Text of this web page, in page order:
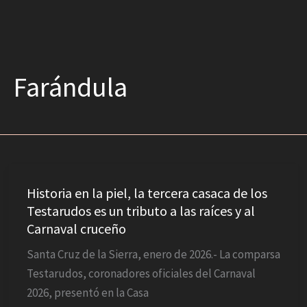
Farándula
Historia en la piel, la tercera casaca de los
Testarudos es un tributo a las raíces y al
Carnaval cruceño
Santa Cruz de la Sierra, enero de 2026.- La comparsa
Testarudos, coronadores oficiales del Carnaval
2026, presentó en la Casa
en
la
piel,
la
tercera
casaca